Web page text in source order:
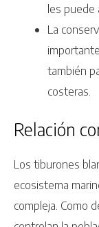
les puede
La
también
costeras.
Relación
Los tiburones
ecosistema
compleja. Como